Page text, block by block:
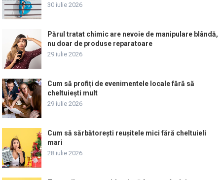
30 iulie 2026
Părul tratat chimic are nevoie de manipulare blândă,
nu doar de produse reparatoare
29 iulie 2026
Cum să profiți de evenimentele locale fără să
cheltuiești mult
29 iulie 2026
Cum să sărbătorești reușitele mici fără cheltuieli
mari
28 iulie 2026